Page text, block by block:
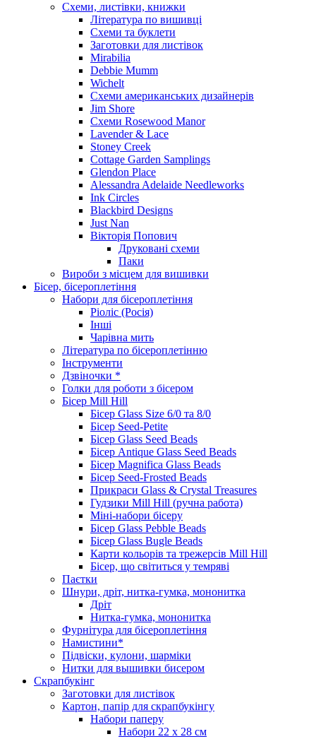
Схеми, листівки, книжки
Література по вишивці
Схеми та буклети
Заготовки для листівок
Mirabilia
Debbie Mumm
Wichelt
Схеми американських дизайнерів
Jim Shore
Cхеми Rosewood Manor
Lavender & Lace
Stoney Creek
Cottage Garden Samplings
Glendon Place
Alessandra Adelaide Needleworks
Ink Circles
Blackbird Designs
Just Nan
Вікторія Попович
Друковані схеми
Паки
Вироби з місцем для вишивки
Бісер, бісероплетіння
Набори для бісероплетіння
Ріоліс (Росія)
Інші
Чарівна мить
Література по бісероплетінню
Інструменти
Дзвіночки *
Голки для роботи з бісером
Бісер Mill Hill
Бісер Glass Size 6/0 та 8/0
Бісер Seed-Petite
Бісер Glass Seed Beads
Бісер Antique Glass Seed Beads
Бісер Magnifica Glass Beads
Бісер Seed-Frosted Beads
Прикраси Glass & Crystal Treasures
Гудзики Mill Hill (ручна работа)
Міні-набори бісеру
Бісер Glass Pebble Beads
Бісер Glass Bugle Beads
Карти кольорів та трежерсів Mill Hill
Бісер, що світиться у темряві
Паєтки
Шнури, дріт, нитка-гумка, мононитка
Дріт
Нитка-гумка, мононитка
Фурнітура для бісероплетіння
Намистини*
Підвіски, кулони, шарміки
Нитки для вышивки бисером
Скрапбукінг
Заготовки для листівок
Картон, папір для скрапбукінгу
Набори паперу
Набори 22 х 28 см